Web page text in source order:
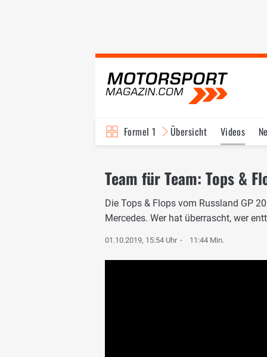
Formel 1 Übersicht Videos
Team für Team: Tops &
Die Tops & Flops vom Russland GP
Mercedes. Wer hat überrascht, wer
01.10.2019, 15:54 Uhr 11:44 Min.